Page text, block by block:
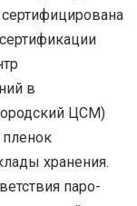
в
ЦСМ)
пленок
хранения.
паро-